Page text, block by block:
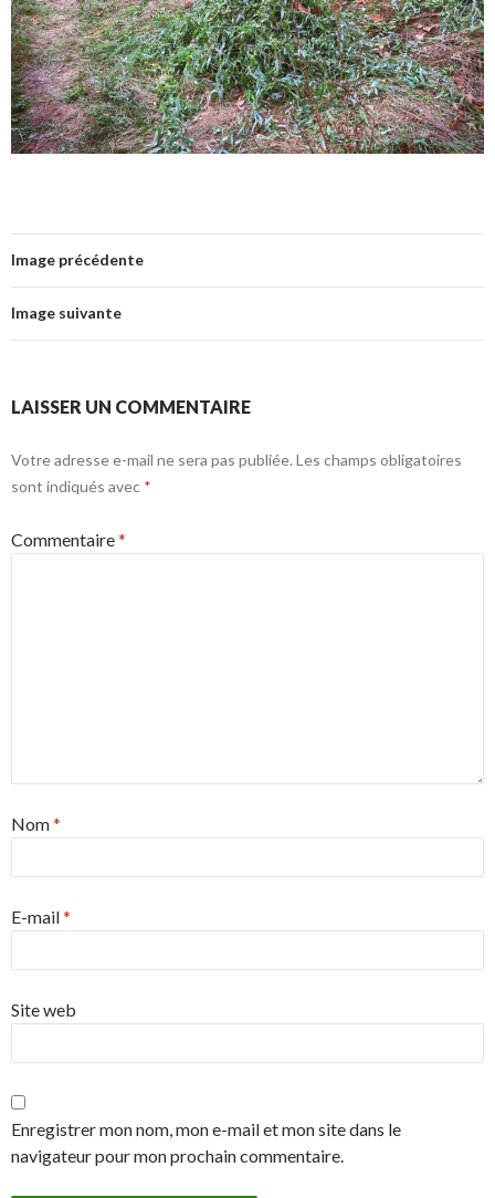
Image précédente
Image suivante
LAISSER UN COMMENTAIRE
Votre adresse e-mail ne sera pas publiée. Les champs obligatoires
sont indiqués avec *
Commentaire*
Nom*
E-mail*
Site web
Enregistrer mon nom, mon e-mail et mon site dans le
navigateur pour mon prochain commentaire.